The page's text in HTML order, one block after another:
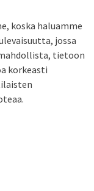
koska haluamme
jossa
tietoon
korkeasti